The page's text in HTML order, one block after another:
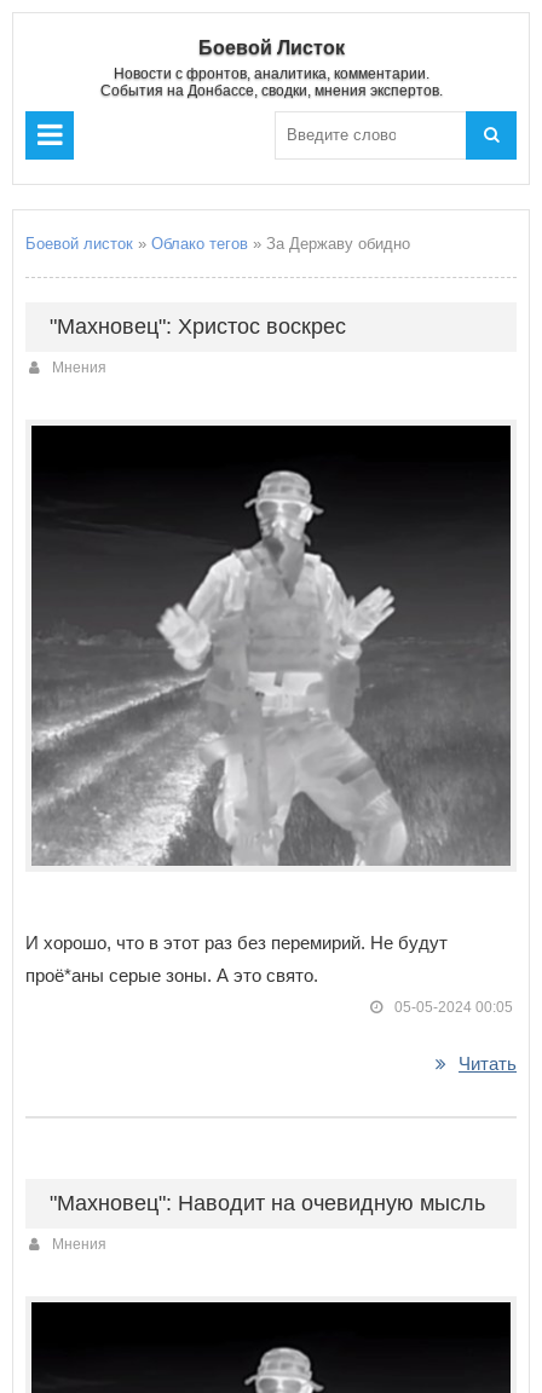
Боевой Листок
Новости с фронтов, аналитика, комментарии.
События на Донбассе, сводки, мнения экспертов.
Боевой листок » Облако тегов » За Державу обидно
"Махновец": Христос воскрес
Мнения
И хорошо, что в этот раз без перемирий. Не будут
проё*аны серые зоны. А это свято.
05-05-2024 00:05
Читать
"Махновец": Наводит на очевидную мысль
Мнения